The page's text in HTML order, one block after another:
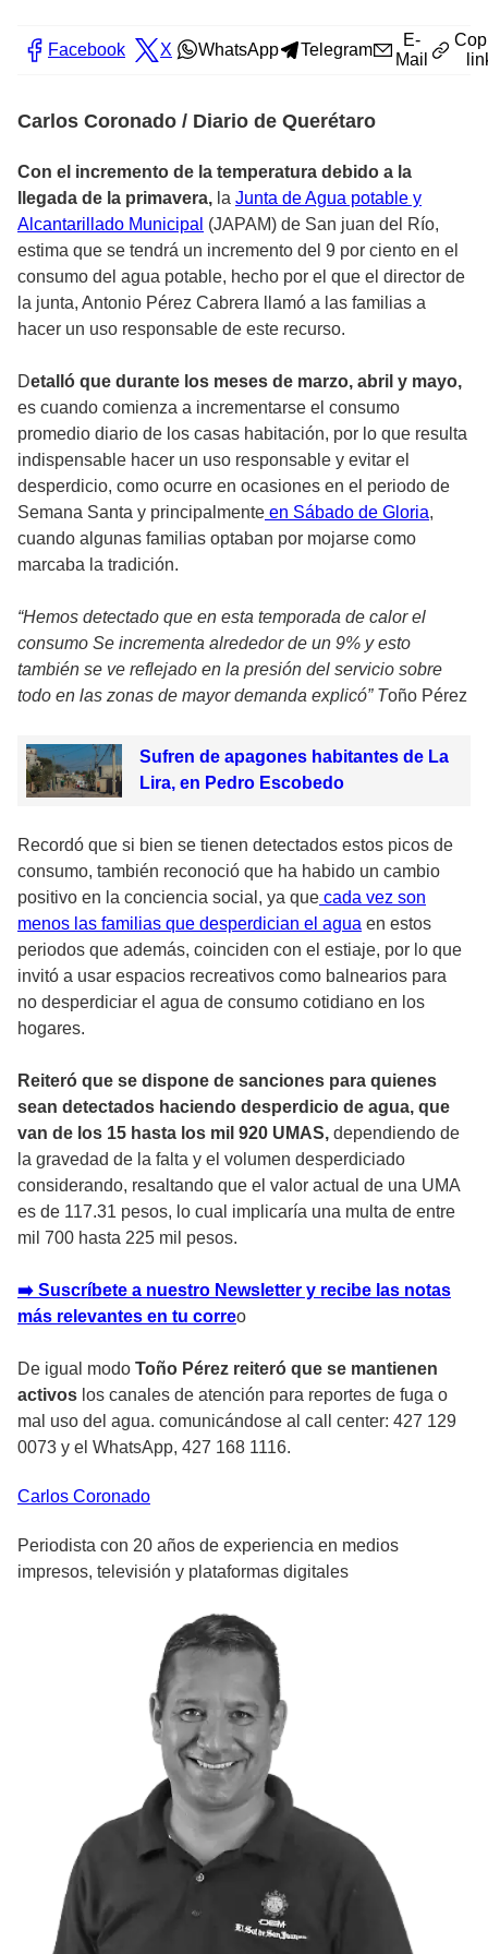
Facebook X WhatsApp Telegram
E-
Mail
Carlos Coronado / Diario de Querétaro
Con el incremento de la temperatura debido a la
llegada de la primavera, la Junta de Agua potable y
Alcantarillado Municipal (JAPAM) de San juan del Río,
estima que se tendrá un incremento del 9 por ciento en el
consumo del agua potable, hecho por el que el director de
la junta, Antonio Pérez Cabrera llamó a las familias a
hacer un uso responsable de este recurso.
Detalló que durante los meses de marzo, abril y mayo,
es cuando comienza a incrementarse el consumo
promedio diario de los casas habitación, por lo que resulta
indispensable hacer un uso responsable y evitar el
desperdicio, como ocurre en ocasiones en el periodo de
Semana Santa y principalmente en Sábado de Gloria,
cuando algunas familias optaban por mojarse como
marcaba la tradición.
“Hemos detectado que en esta temporada de calor el
consumo Se incrementa alrededor de un 9% y esto
también se ve reflejado en la presión del servicio sobre
todo en las zonas de mayor demanda explicó” Toño Pérez
Sufren de apagones habitantes de La
Lira, en Pedro Escobedo
Recordó que si bien se tienen detectados estos picos de
consumo, también reconoció que ha habido un cambio
positivo en la conciencia social, ya que cada vez son
menos las familias que desperdician el agua en estos
periodos que además, coinciden con el estiaje, por lo que
invitó a usar espacios recreativos como balnearios para
no desperdiciar el agua de consumo cotidiano en los
hogares.
Reiteró que se dispone de sanciones para quienes
sean detectados haciendo desperdicio de agua, que
van de los 15 hasta los mil 920 UMAS, dependiendo de
la gravedad de la falta y el volumen desperdiciado
considerando, resaltando que el valor actual de una UMA
es de 117.31 pesos, lo cual implicaría una multa de entre
mil 700 hasta 225 mil pesos.
➡️ Suscríbete a nuestro Newsletter y recibe las notas
más relevantes en tu correo
De igual modo Toño Pérez reiteró que se mantienen
activos los canales de atención para reportes de fuga o
mal uso del agua. comunicándose al call center: 427 129
0073 y el WhatsApp, 427 168 1116.
Carlos Coronado
Periodista con 20 años de experiencia en medios
impresos, televisión y plataformas digitales